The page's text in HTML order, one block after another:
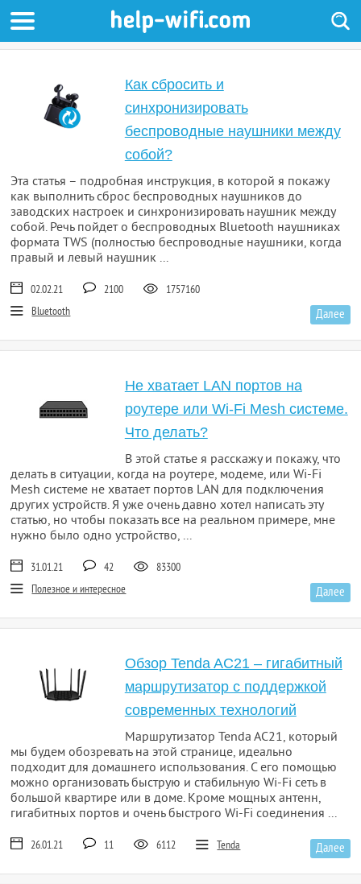
Как сбросить и
синхронизировать
беспроводные наушники между
собой?
Эта статья – подробная инструкция, в которой я покажу
как выполнить сброс беспроводных наушников до
заводских настроек и синхронизировать наушник между
собой. Речь пойдет о беспроводных Bluetooth наушниках
формата TWS (полностью беспроводные наушники, когда
правый и левый наушник ...
02.02.21 2100
1757160
Bluetooth
Далее
Не хватает LAN портов на
роутере или Wi-Fi Mesh системе.
Что делать?
В этой статье я расскажу и покажу, что
делать в ситуации, когда на роутере, модеме, или Wi-Fi
Mesh системе не хватает портов LAN для подключения
других устройств. Я уже очень давно хотел написать эту
статью, но чтобы показать все на реальном примере, мне
нужно было одно устройство, ...
31.01.21 42
83300
Полезное и интересное
Далее
Обзор Tenda AC21 – гигабитный
маршрутизатор с поддержкой
современных технологий
Маршрутизатор Tenda AC21, который
мы будем обозревать на этой странице, идеально
подходит для домашнего использования. С его помощью
можно организовать быструю и стабильную Wi-Fi сеть в
большой квартире или в доме. Кроме мощных антенн,
гигабитных портов и очень быстрого Wi-Fi соединения ...
26.01.21 11 6112 Tenda Далее